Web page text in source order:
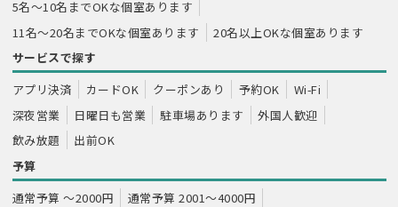
5名～10名までOKな個室あります
11名～20名までOKな個室あります
20名以上OKな個室あります
サービスで探す
アプリ決済
カードOK クーポンあり 予約OK
Wi-Fi
深夜営業
日曜日も営業 駐車場あります
外国人歓迎
飲み放題
出前OK
予算
通常予算 ～2000円
通常予算 2001～4000円